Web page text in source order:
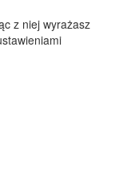
z niej wyrażasz